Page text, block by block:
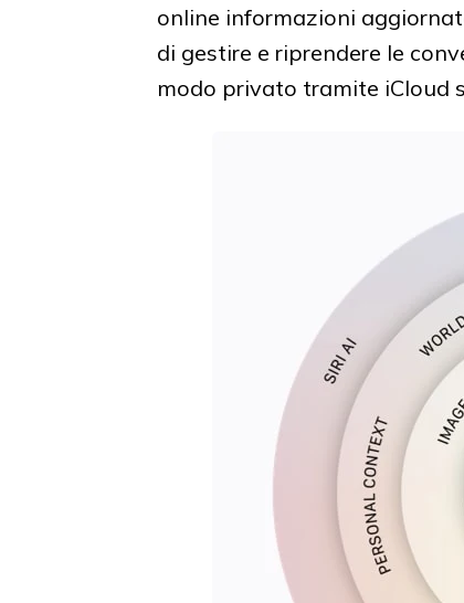
online informazioni
di gestire e riprendere le
modo privato tramite iCloud